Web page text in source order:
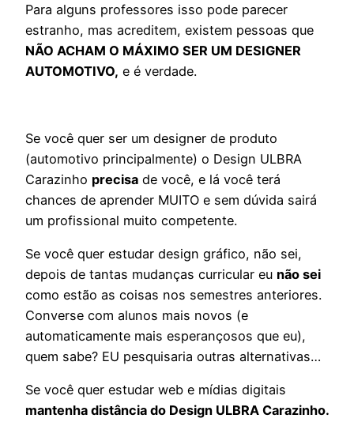
Para alguns professores isso pode parecer
estranho, mas acreditem, existem pessoas que
NÃO ACHAM O MÁXIMO SER UM DESIGNER
AUTOMOTIVO, e é verdade.
Se você quer ser um designer de produto
(automotivo principalmente) o Design ULBRA
Carazinho precisa de você, e lá você terá
chances de aprender MUITO e sem dúvida sairá
um profissional muito competente.
Se você quer estudar design gráfico, não sei,
depois de tantas mudanças curricular eu não sei
como estão as coisas nos semestres anteriores.
Converse com alunos mais novos (e
automaticamente mais esperançosos que eu),
quem sabe? EU pesquisaria outras alternativas…
Se você quer estudar web e mídias digitais
mantenha distância do Design ULBRA Carazinho.